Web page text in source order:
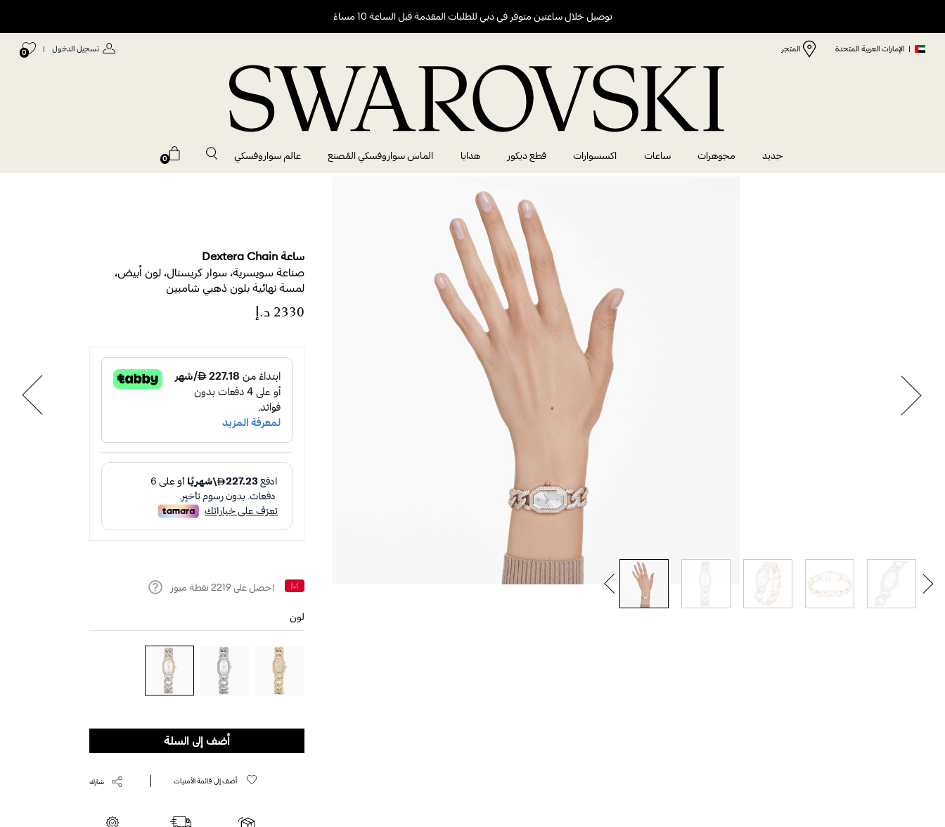
توصيل خلال ساعتين متوفر في دبي للطلبات المقدمة قبل الساعة 10 مساءً
| الإمارات العربية المتحدة المتجر تسجيل الدخول |
0
جديد مجوهرات ساعات اكسسوارات قطع ديكور هدايا الماس سواروفسكي المُصنع عالم سواروفسكي 0
ساعة Dextera Chain
صناعة سويسرية، سوار كريستال، لون أبيض،
لمسة نهائية بلون ذهبي شامبين
احصل على 2219 نقطة ميوز
لون
أضف إلى السلة
أضف إلى قائمة الأمنيات شارك